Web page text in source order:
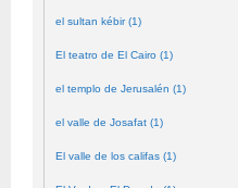
el sultan kébir (1)
El teatro de El Cairo (1)
el templo de Jerusalén (1)
el valle de Josafat (1)
El valle de los califas (1)